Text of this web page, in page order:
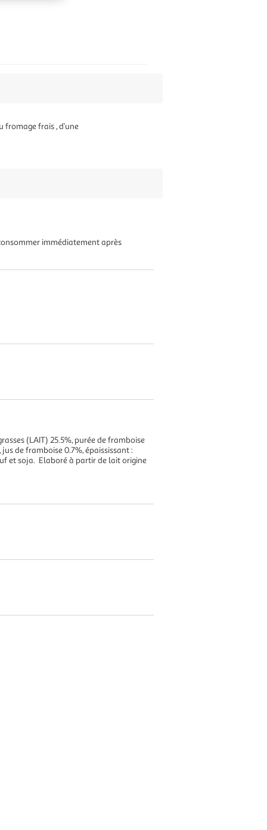
fromage frais , d’une
immédiatement après
(LAIT) 25.5%, purée de framboise
de framboise 0.7%, épaississant :
et soja. Elaboré à partir de lait origine